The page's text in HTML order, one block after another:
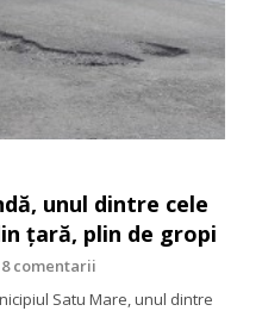
unul dintre cele
țară, plin de gropi
comentarii
Satu Mare, unul dintre